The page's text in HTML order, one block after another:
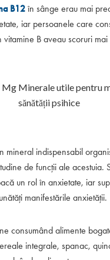
B12 în sânge erau mai
iar persoanele care
vitamine B aveau scoruri
mineral indispensabil
de funcții ale acestuia.
un rol în anxietate, iar
manifestările anxietății.
consumând alimente
integrale, spanac,